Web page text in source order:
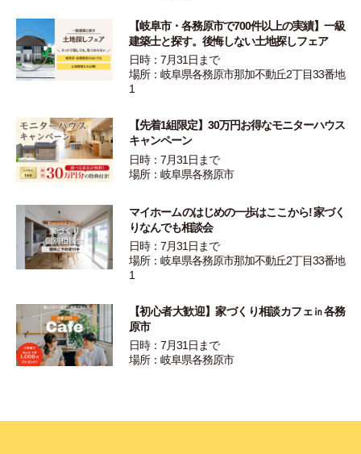
【岐阜市・各務原市で700件以上の実績】一級
建築士と探す。後悔しない土地探しフェア
日時：7月31日まで
場所：岐阜県各務原市那加不動丘2丁目33番地
1
【先着1組限定】30万円お得なモニターハウス
キャンペーン
日時：7月31日まで
場所：岐阜県各務原市
マイホームのはじめの一歩はここから! 家づく
りなんでも相談会
日時：7月31日まで
場所：岐阜県各務原市那加不動丘2丁目33番地
1
【初心者大歓迎】家づくり相談カフェ㏌各務
原市
日時：7月31日まで
場所：岐阜県各務原市